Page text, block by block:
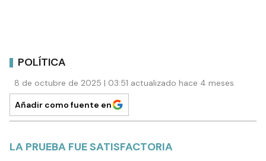
POLÍTICA
8 de octubre de 2025 | 03:51 actualizado hace 4 meses
Añadir como fuente en
LA PRUEBA FUE SATISFACTORIA